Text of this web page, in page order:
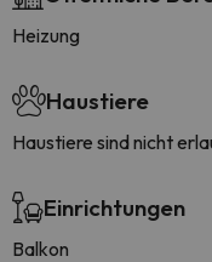
Heizung
Haustiere
Haustiere sind nicht
Einrichtungen
Balkon